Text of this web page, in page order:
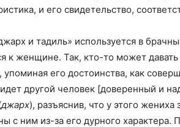
и его свидетельство,
и тадиль» используется в
к женщине. Так, кто-то может
упоминая его достоинства, как
другой человек [доверенный и
джарх), разъяснив, что у этого
с ним из-за его дурного